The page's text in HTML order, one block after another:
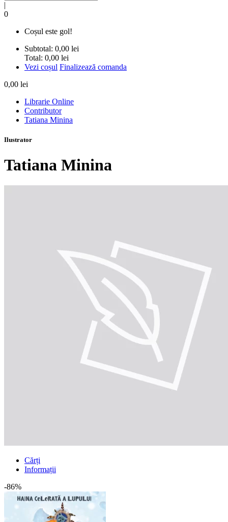
|
0
Coșul este gol!
Subtotal: 0,00 lei
Total: 0,00 lei
Vezi coșul Finalizează comanda
0,00 lei
Librarie Online
Contributor
Tatiana Minina
Ilustrator
Tatiana Minina
Cărți
Informații
-86%